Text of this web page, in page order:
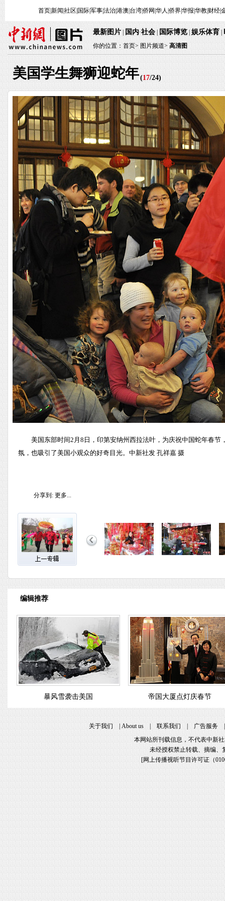
首页|新闻 社区 国际|军事|法治|港澳 台湾|侨网 华人 侨界|华报 华教| 财经|
最新图片|国内·社会|国际博览|娱乐体育|
你的位置：首页>图片频道> 高清图
美国学生舞狮迎蛇年(17/24)
美国东部时间2月8日，印第安纳州西拉法叶，为庆祝中国蛇年春
氛，也吸引了美国小观众的好奇目光。中新社发 孔祥嘉 摄
分享到: 更多...
编辑推荐
暴风雪袭击美国 帝国大厦点灯庆春节
关于我们|About us|联系我们|广告服务
本网站所刊载信息，不代表中新
未经授权禁止转载、摘编、
[网上传播视听节目许可证（